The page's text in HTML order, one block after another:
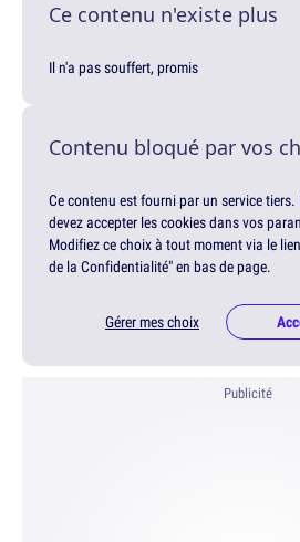
Ce contenu n'existe plus
Il n'a pas souffert, promis
Contenu bloqué par vos
Ce contenu est fourni par un service
devez accepter les cookies dans vos
Modifiez ce choix à tout moment via le
de la Confidentialité" en bas de page.
Gérer mes choix
Publicité